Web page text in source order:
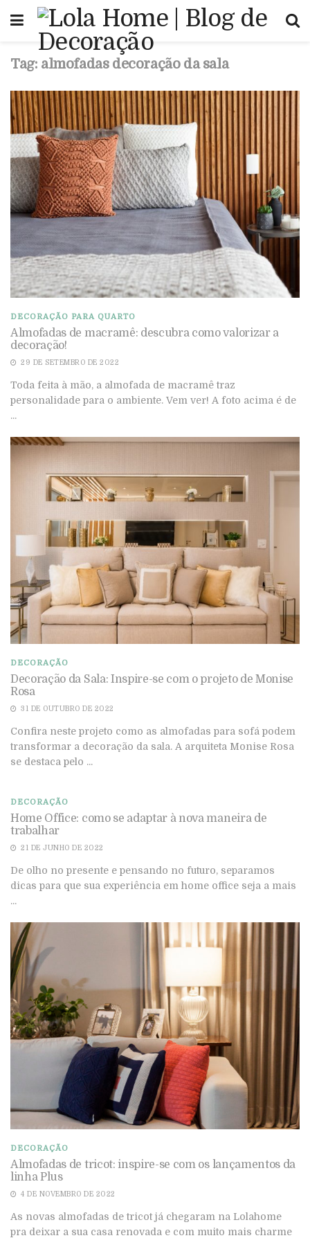
Tag: almofadas decoração da sala
DECORAÇÃO PARA QUARTO
Almofadas de macramê: descubra como valorizar a
decoração!
29 DE SETEMBRO DE 2022
Toda feita à mão, a almofada de macramê traz
personalidade para o ambiente. Vem ver! A foto acima é de
...
DECORAÇÃO
Decoração da Sala: Inspire-se com o projeto de Monise
Rosa
31 DE OUTUBRO DE 2022
Confira neste projeto como as almofadas para sofá podem
transformar a decoração da sala. A arquiteta Monise Rosa
se destaca pelo ...
DECORAÇÃO
Home Office: como se adaptar à nova maneira de
trabalhar
21 DE JUNHO DE 2022
De olho no presente e pensando no futuro, separamos
dicas para que sua experiência em home office seja a mais
...
DECORAÇÃO
Almofadas de tricot: inspire-se com os lançamentos da
linha Plus
4 DE NOVEMBRO DE 2022
As novas almofadas de tricot já chegaram na Lolahome
pra deixar a sua casa renovada e com muito mais charme